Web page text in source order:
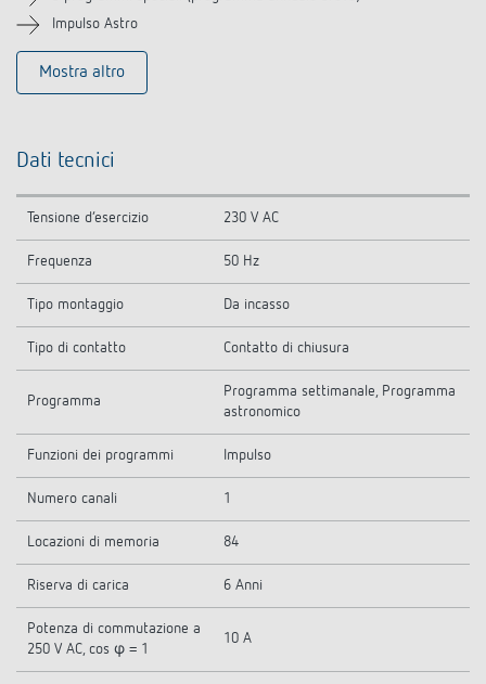
Impulso Astro
Mostra altro
Dati tecnici
Tensione d’esercizio 230 V AC
Frequenza 50 Hz
Tipo montaggio Da incasso
Tipo di contatto Contatto di chiusura
Programma
Programma settimanale, Programma
astronomico
Funzioni dei programmi Impulso
Numero canali 1
Locazioni di memoria 84
Riserva di carica 6 Anni
Potenza di commutazione a
250 V AC, cos φ = 1
10 A